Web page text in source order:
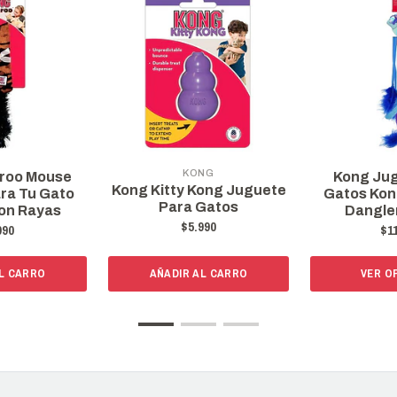
Kong Kitty Kong Juguete
Para Gatos
AÑADIR AL CARRO
Kong Juguete
Gatos Kong
Danglers Nuevo
VER OPCIONES